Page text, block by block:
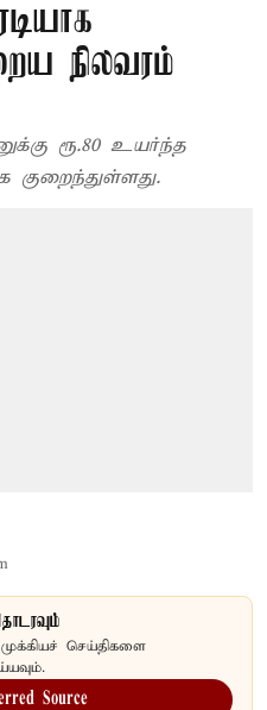
நிலவரம்
ரூ.80 உயர்ந்த
குறைந்துள்ளது.
செய்திகளை
Source